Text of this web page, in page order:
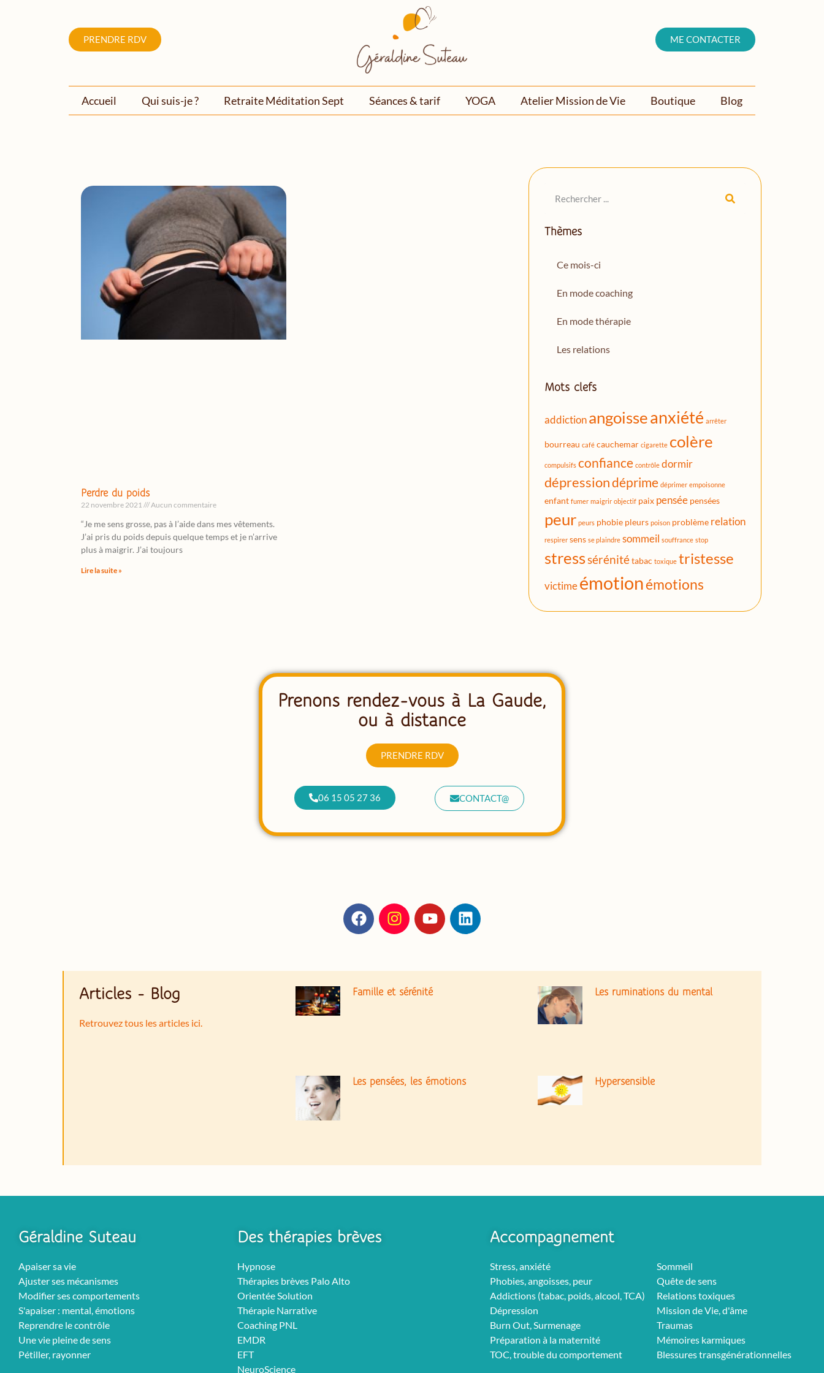
PRENDRE RDV ME CONTACTER
Accueil Qui suis-je ? Retraite Méditation Sept Séances & tarif YOGA Atelier Mission de Vie Boutique Blog
Perdre du poids
22 novembre 2021 Aucun commentaire
“Je me sens grosse, pas à l’aide dans mes vêtements.
J’ai pris du poids depuis quelque temps et je n’arrive
plus à maigrir. J’ai toujours
Lire la suite »
Thèmes
Ce mois-ci
En mode coaching
En mode thérapie
Les relations
Mots clefs
addictionangoisseanxiété arrêter
bourreau café cauchemar cigarette colère
compulsifs confiance contrôle dormir
dépressiondéprime déprimer empoisonne
enfant fumer maigrir objectif paix pensée pensées
peur peurs phobie pleurs poison problème relation
respirer sens se plaindre sommeil souffrance stop
stresssérénitétabac toxique tristesse
victimeémotionémotions
Prenons rendez-vous à La Gaude,
ou à distance
PRENDRE RDV
06 15 05 27 36 CONTACT@
Articles - Blog
Retrouvez tous les articles ici.
Famille et sérénité Les ruminations du mental
Les pensées, les émotions Hypersensible
Géraldine Suteau
Apaiser sa vie
Ajuster ses mécanismes
Modifier ses comportements
S'apaiser : mental, émotions
Reprendre le contrôle
Une vie pleine de sens
Pétiller, rayonner
Des thérapies brèves
Hypnose
Thérapies brèves Palo Alto
Orientée Solution
Thérapie Narrative
Coaching PNL
EMDR
EFT
NeuroScience
Accompagnement
Stress, anxiété
Phobies, angoisses, peur
Addictions (tabac, poids, alcool, TCA)
Dépression
Burn Out, Surmenage
Préparation à la maternité
TOC, trouble du comportement
Sommeil
Quête de sens
Relations toxiques
Mission de Vie, d'âme
Traumas
Mémoires karmiques
Blessures transgénérationnelles